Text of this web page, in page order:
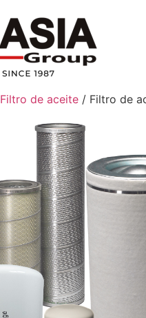
Filtro de aceite / Filtro de